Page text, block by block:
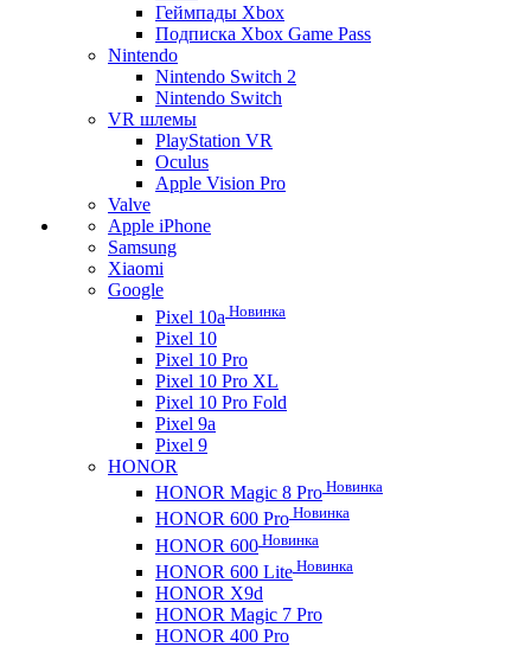
Геймпады Xbox
Подписка Xbox Game Pass
Nintendo
Nintendo Switch 2
Nintendo Switch
VR шлемы
PlayStation VR
Oculus
Apple Vision Pro
Valve
Apple iPhone
Samsung
Xiaomi
Google
Pixel 10a Новинка
Pixel 10
Pixel 10 Pro
Pixel 10 Pro XL
Pixel 10 Pro Fold
Pixel 9a
Pixel 9
HONOR
HONOR Magic 8 Pro Новинка
HONOR 600 Pro Новинка
HONOR 600 Новинка
HONOR 600 Lite Новинка
HONOR X9d
HONOR Magic 7 Pro
HONOR 400 Pro